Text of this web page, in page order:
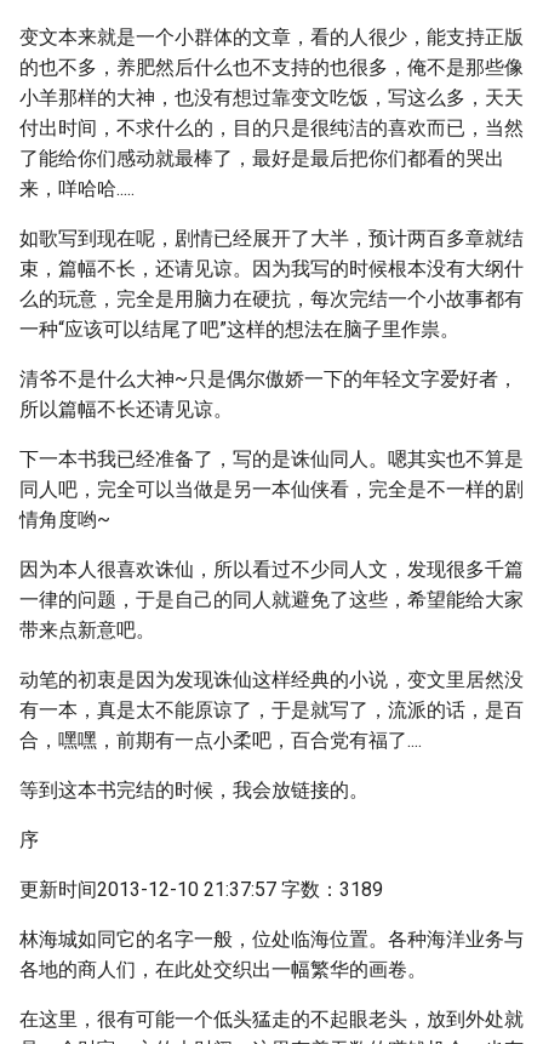
变文本来就是一个小群体的文章，看的人很少，能支持正版
的也不多，养肥然后什么也不支持的也很多，俺不是那些像
小羊那样的大神，也没有想过靠变文吃饭，写这么多，天天
付出时间，不求什么的，目的只是很纯洁的喜欢而已，当然
了能给你们感动就最棒了，最好是最后把你们都看的哭出
来，咩哈哈.....
如歌写到现在呢，剧情已经展开了大半，预计两百多章就结
束，篇幅不长，还请见谅。因为我写的时候根本没有大纲什
么的玩意，完全是用脑力在硬抗，每次完结一个小故事都有
一种“应该可以结尾了吧”这样的想法在脑子里作祟。
清爷不是什么大神~只是偶尔傲娇一下的年轻文字爱好者，
所以篇幅不长还请见谅。
下一本书我已经准备了，写的是诛仙同人。嗯其实也不算是
同人吧，完全可以当做是另一本仙侠看，完全是不一样的剧
情角度哟~
因为本人很喜欢诛仙，所以看过不少同人文，发现很多千篇
一律的问题，于是自己的同人就避免了这些，希望能给大家
带来点新意吧。
动笔的初衷是因为发现诛仙这样经典的小说，变文里居然没
有一本，真是太不能原谅了，于是就写了，流派的话，是百
合，嘿嘿，前期有一点小柔吧，百合党有福了....
等到这本书完结的时候，我会放链接的。
序
更新时间2013-12-10 21:37:57 字数：3189
林海城如同它的名字一般，位处临海位置。各种海洋业务与
各地的商人们，在此处交织出一幅繁华的画卷。
在这里，很有可能一个低头猛走的不起眼老头，放到外处就